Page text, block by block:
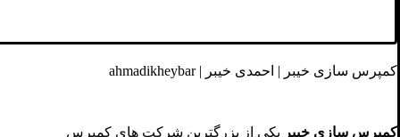
کمپرس سازی خیبر | احمدی خیبر | ahmadikheybar
کمپرس سازی خیبر یکی از بزرگترین شرکت های کمپرس